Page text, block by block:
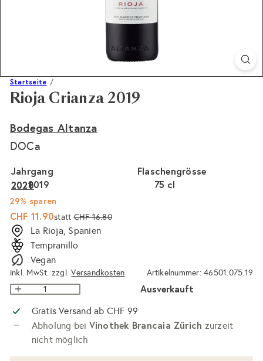
Startseite
Rioja Crianza 2019
Bodegas Altanza
DOCa
Flaschengrösse
75 cl
Jahrgang
2019Variante ausverkauft oder nicht verfügbar
2021
2020
29% sparen
Sonderpreis
CHF 11.90
Normaler
Preis
stattCHF 16.80
La Rioja, Spanien
Tempranillo
Vegan
inkl. MwSt. zzgl.Versandkosten Artikelnummer: 46501.075.19
Ausverkauft
Gratis Versand ab CHF 99
Abholung bei Vinothek Brancaia Zürich zurzeit
nicht möglich